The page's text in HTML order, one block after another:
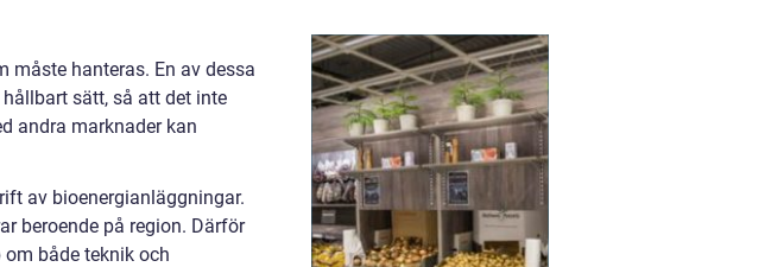
måste hanteras. En av dessa
sätt, så att det inte
andra marknader kan
av bioenergianläggningar.
beroende på region. Därför
både teknik och
eller trasiga kedjor som
bara ligger i en låda.
Frågan blir då: hur gör
man en trygg, enkel och
lönsam affär när man
vill